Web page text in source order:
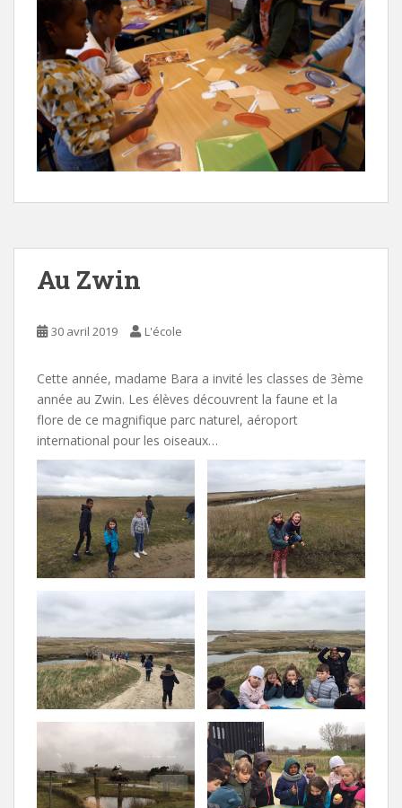
Au Zwin
30 avril 2019 L'école
Cette année, madame Bara a invité les classes de 3ème
année au Zwin. Les élèves découvrent la faune et la
flore de ce magnifique parc naturel, aéroport
international pour les oiseaux…